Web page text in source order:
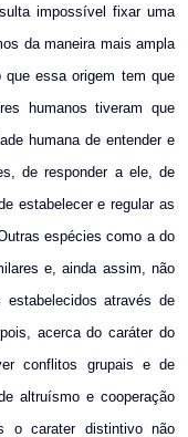
impossível fixar uma
da maneira mais ampla
essa origem tem que
humanos tiveram que
humana de entender e
de responder a ele, de
estabelecer e regular as
espécies como a do
e, ainda assim, não
através de
acerca do caráter do
conflitos grupais e de
altruísmo e cooperação
o carater distintivo não